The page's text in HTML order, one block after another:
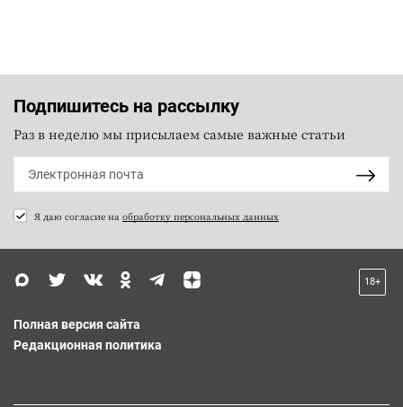
Подпишитесь на рассылку
Раз в неделю мы присылаем самые важные статьи
Я даю согласие на обработку персональных данных
18+
Полная версия сайта
Редакционная политика